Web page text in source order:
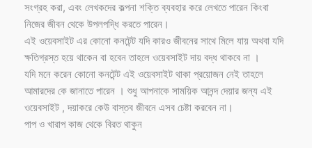
সংগ্রহ করা, এবং লেখকদের কল্পনা শক্তি ব্যবহার করে লেখতে পারেন কিংবা
নিজের জীবন থেকে উপলপদ্ধি করতে পারেন।
এই ওয়েবসাইট এর কোনো কনটেন্ট যদি কারও জীবনের সাথে মিলে যায় অথবা যদি
ক্ষতিগ্রস্ত হয়ে থাকেন বা হবেন তাহলে ওয়েবসাইট দায় বদ্ধ থাকবে না ।
যদি মনে করেন কোনো কনটেন্ট এই ওয়েবসাইট থাকা প্রয়োজন নেই তাহলে
আমারদের কে জানাতে পারেন । শুধু আপনাকে সাময়িক আনন্দ দেয়ার জন্য এই
ওয়েবসাইট , দয়াকরে কেউ বাস্তব জীবনে এসব চেষ্টা করবেন না।
পাপ ও খারাপ কাজ থেকে বিরত থাকুন